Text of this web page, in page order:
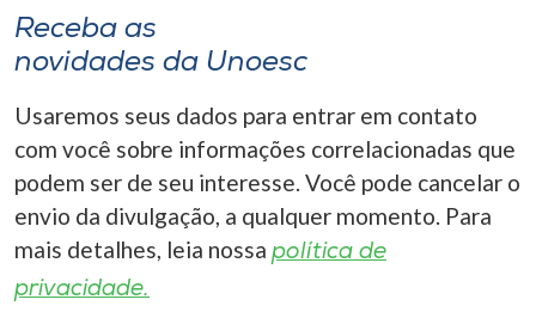
Receba as
novidades da Unoesc
Usaremos seus dados para entrar em contato
com você sobre informações correlacionadas que
podem ser de seu interesse. Você pode cancelar o
envio da divulgação, a qualquer momento. Para
mais detalhes, leia nossa política de
privacidade.